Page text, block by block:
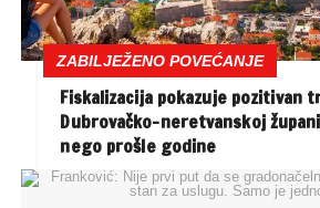
ZABILJEŽENO POVEĆANJE
Fiskalizacija pokazuje pozitivan
Dubrovačko-neretvanskoj
nego prošle godine